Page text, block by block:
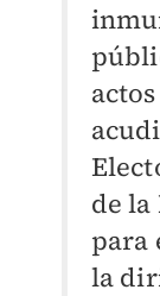
de la
para
la